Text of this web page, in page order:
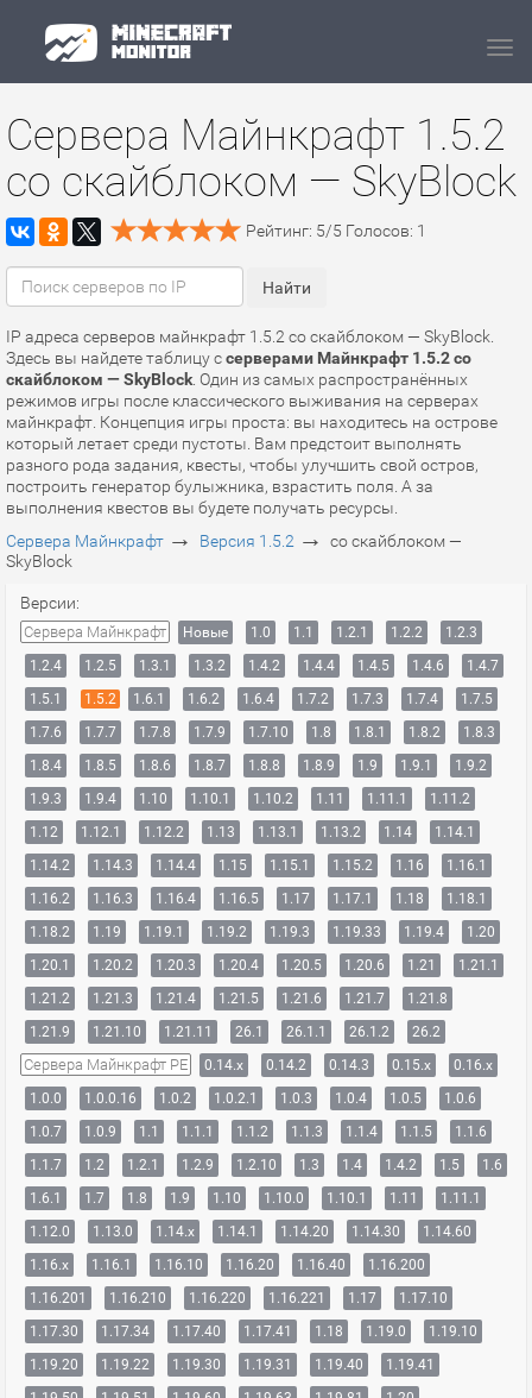
Сервера Майнкрафт 1.5.2
со скайблоком — SkyBlock
Рейтинг: 5/5 Голосов: 1
IP адреса серверов майнкрафт 1.5.2 со скайблоком — SkyBlock.
Здесь вы найдете таблицу ссерверами Майнкрафт 1.5.2 со
скайблоком — SkyBlock . Один из самых распространённых
режимов игры после классического выживания на серверах
майнкрафт. Концепция игры проста: вы находитесь на острове
который летает среди пустоты. Вам предстоит выполнять
разного рода задания, квесты, чтобы улучшить свой остров,
построить генератор булыжника, взрастить поля. А за
выполнения квестов вы будете получать ресурсы.
Сервера Майнкрафт → Версия 1.5.2 →
со скайблоком —
SkyBlock
Версии:
Сервера Майнкрафт Новые 1.0 1.1 1.2.1 1.2.2
1.2.3
1.2.4
1.2.5 1.3.1 1.3.2 1.4.2 1.4.4 1.4.5 1.4.6
1.4.7
1.5.1
1.5.2 1.6.1 1.6.2 1.6.4 1.7.2 1.7.3 1.7.4
1.7.5
1.7.6
1.7.7 1.7.8 1.7.9 1.7.10 1.8 1.8.1 1.8.2
1.8.3
1.8.4
1.8.5 1.8.6 1.8.7 1.8.8 1.8.9 1.9 1.9.1
1.9.2
1.9.3
1.9.4 1.10 1.10.1 1.10.2 1.11 1.11.1
1.11.2
1.12
1.12.1 1.12.2 1.13 1.13.1 1.13.2 1.14
1.14.1
1.14.2
1.14.3 1.14.4 1.15 1.15.1 1.15.2 1.16
1.16.1
1.16.2
1.16.3 1.16.4 1.16.5 1.17 1.17.1 1.18
1.18.1
1.18.2
1.19 1.19.1 1.19.2 1.19.3 1.19.33 1.19.4
1.20
1.20.1
1.20.2 1.20.3 1.20.4 1.20.5 1.20.6 1.21
1.21.1
1.21.2
1.21.3 1.21.4 1.21.5 1.21.6 1.21.7
1.21.8
1.21.9
1.21.10 1.21.11 26.1 26.1.1 26.1.2 26.2
Сервера Майнкрафт PE 0.14.x 0.14.2 0.14.3 0.15.x
0.16.x
1.0.0
1.0.0.16 1.0.2 1.0.2.1 1.0.3 1.0.4 1.0.5
1.0.6
1.0.7
1.0.9 1.1 1.1.1 1.1.2 1.1.3 1.1.4 1.1.5
1.1.6
1.1.7
1.2 1.2.1 1.2.9 1.2.10 1.3 1.4 1.4.2 1.5
1.6
1.6.1
1.7 1.8 1.9 1.10 1.10.0 1.10.1 1.11
1.11.1
1.12.0
1.13.0 1.14.x 1.14.1 1.14.20 1.14.30
1.14.60
1.16.x
1.16.1 1.16.10 1.16.20 1.16.40
1.16.200
1.16.201
1.16.210 1.16.220 1.16.221 1.17
1.17.10
1.17.30
1.17.34 1.17.40 1.17.41 1.18 1.19.0
1.19.10
1.19.20
1.19.22 1.19.30 1.19.31 1.19.40
1.19.41